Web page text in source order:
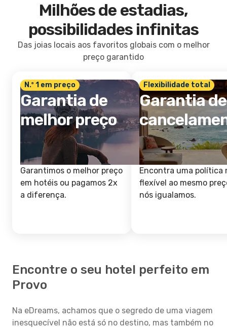
Milhões de estadias,
possibilidades infinitas
Das joias locais aos favoritos globais com o melhor
preço garantido
N.º 1 em preço
Garantia de
melhor preço
Garantimos o melhor preço
em hotéis ou pagamos 2x
a diferença.
Flexibilidade total
Garantia de
Encontra uma política
flexível ao mesmo
nós igualamos.
Encontre o seu hotel perfeito em
Provo
Na eDreams, achamos que o segredo de uma viagem
inesquecível não está só no destino, mas também no